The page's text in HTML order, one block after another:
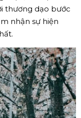
thương dạo bước
nhận sự hiện